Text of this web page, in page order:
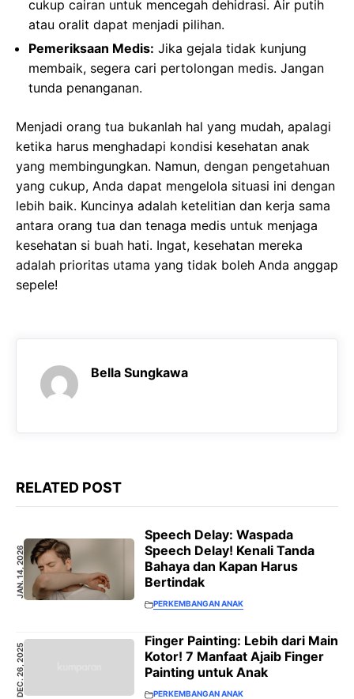
cukup cairan untuk mencegah dehidrasi. Air putih
atau oralit dapat menjadi pilihan.
Pemeriksaan Medis: Jika gejala tidak kunjung
membaik, segera cari pertolongan medis. Jangan
tunda penanganan.
Menjadi orang tua bukanlah hal yang mudah, apalagi
ketika harus menghadapi kondisi kesehatan anak
yang membingungkan. Namun, dengan pengetahuan
yang cukup, Anda dapat mengelola situasi ini dengan
lebih baik. Kuncinya adalah ketelitian dan kerja sama
antara orang tua dan tenaga medis untuk menjaga
kesehatan si buah hati. Ingat, kesehatan mereka
adalah prioritas utama yang tidak boleh Anda anggap
sepele!
Bella Sungkawa
RELATED POST
JAN. 14, 2026
Speech Delay: Waspada
Speech Delay! Kenali Tanda
Bahaya dan Kapan Harus
Bertindak
PERKEMBANGAN ANAK
DEC. 26, 2025
Finger Painting: Lebih dari Main
Kotor! 7 Manfaat Ajaib Finger
Painting untuk Anak
PERKEMBANGAN ANAK